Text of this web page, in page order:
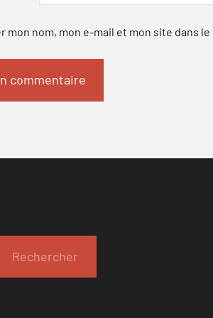
mon nom, mon e-mail et mon site dans
Rechercher